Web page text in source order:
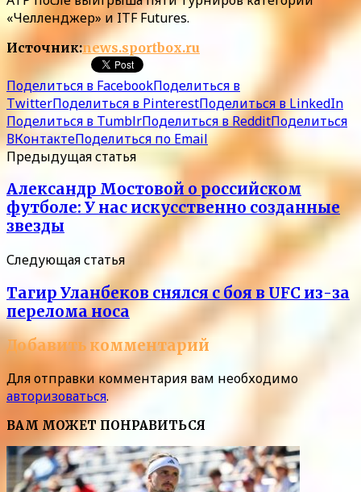
«Челленджер» и ITF Futures.
Источник:news.sportbox.ru
Поделиться в FacebookПоделиться в
TwitterПоделиться в PinterestПоделиться в LinkedIn
Поделиться в TumblrПоделиться в RedditПоделиться
ВКонтактеПоделиться по Email
Предыдущая статья
Александр Мостовой о российском
футболе: У нас искусственно созданные
звезды
Следующая статья
Тагир Уланбеков снялся с боя в UFC из-за
перелома носа
Добавить комментарий
Для отправки комментария вам необходимо
авторизоваться.
ВАМ МОЖЕТ ПОНРАВИТЬСЯ